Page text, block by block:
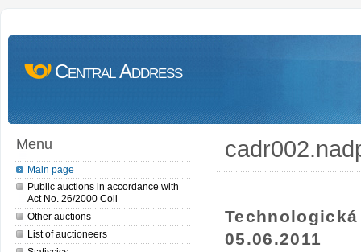
Central Address
Menu
Main page
Public auctions in accordance with
Act No. 26/2000 Coll
Other auctions
List of auctioneers
05.06.2011